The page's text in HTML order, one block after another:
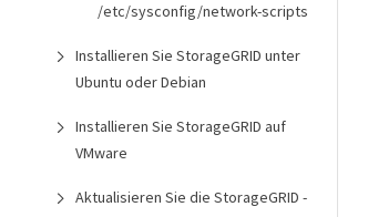
/etc/sysconfig/network-scripts
Installieren Sie StorageGRID unter
Ubuntu oder Debian
Installieren Sie StorageGRID auf
VMware
Aktualisieren Sie die StorageGRID -